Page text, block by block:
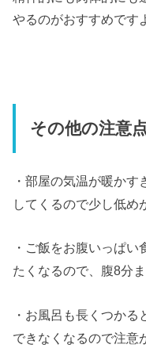
やるのがおすすめです
その他の注意
・部屋の気温が暖か
してくるので少し低め
・ご飯をお腹いっぱ
たくなるので、腹8分
・お風呂も長くつか
できなくなるので注意